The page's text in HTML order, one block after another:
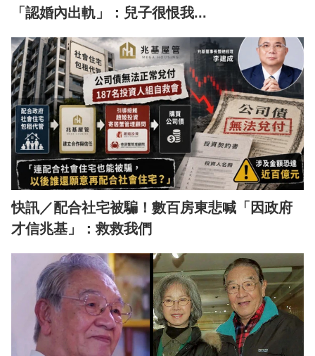
「認婚內出軌」：兒子很恨我...
快訊／配合社宅被騙！數百房東悲喊「因政府
才信兆基」：救救我們